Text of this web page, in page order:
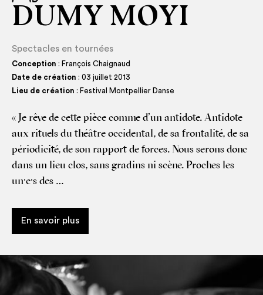
DUMY MOYI
Spectacles en tournées
Conception : François Chaignaud
Date de création : 03 juillet 2013
Lieu de création : Festival Montpellier Danse
« Je rêve de cette pièce comme d’un anti­dote. Anti­dote
aux rituels du théâtre occi­den­tal, de sa fron­ta­li­té, de sa
pério­di­ci­té, de son rap­port de forces. Nous serons donc
dans un lieu clos, sans gra­dins ni scène. Proches les
un·e·s des …
En savoir plus